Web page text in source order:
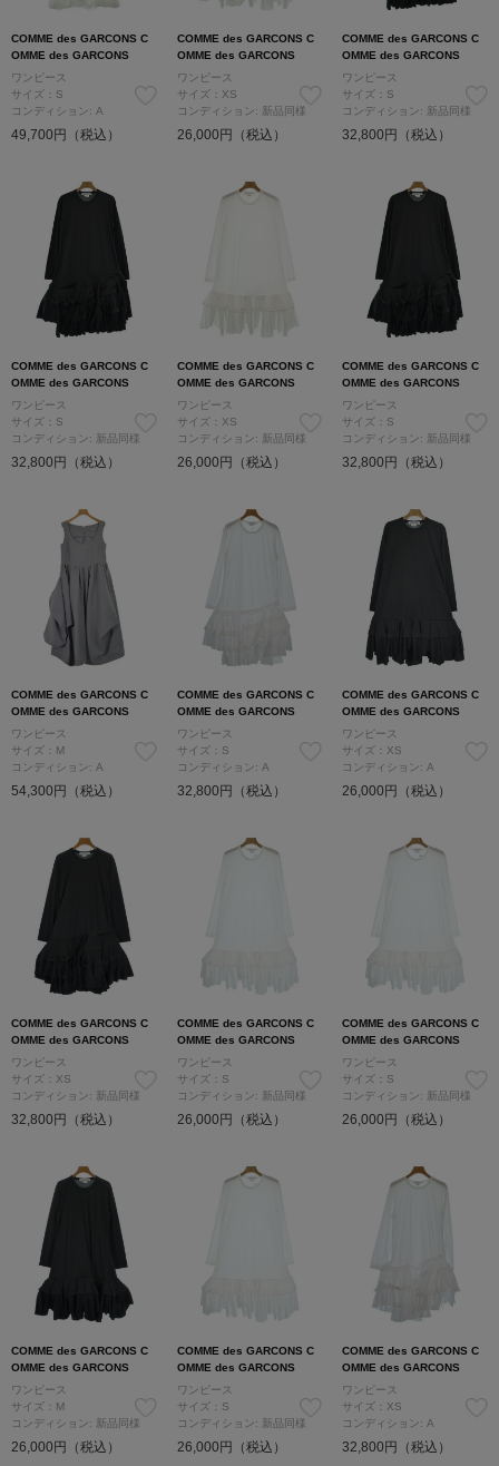
COMME des GARCONS C
OMME des GARCONS
ワンピース
サイズ：S
コンディション: A
49,700円（税込）
COMME des GARCONS C
OMME des GARCONS
ワンピース
サイズ：XS
コンディション: 新品同様
26,000円（税込）
COMME des GARCONS C
OMME des GARCONS
ワンピース
サイズ：S
コンディション: 新品同様
32,800円（税込）
COMME des GARCONS C
OMME des GARCONS
ワンピース
サイズ：S
コンディション: 新品同様
32,800円（税込）
COMME des GARCONS C
OMME des GARCONS
ワンピース
サイズ：XS
コンディション: 新品同様
26,000円（税込）
COMME des GARCONS C
OMME des GARCONS
ワンピース
サイズ：S
コンディション: 新品同様
32,800円（税込）
COMME des GARCONS C
OMME des GARCONS
ワンピース
サイズ：M
コンディション: A
54,300円（税込）
COMME des GARCONS C
OMME des GARCONS
ワンピース
サイズ：S
コンディション: A
32,800円（税込）
COMME des GARCONS C
OMME des GARCONS
ワンピース
サイズ：XS
コンディション: A
26,000円（税込）
COMME des GARCONS C
OMME des GARCONS
ワンピース
サイズ：XS
コンディション: 新品同様
32,800円（税込）
COMME des GARCONS C
OMME des GARCONS
ワンピース
サイズ：S
コンディション: 新品同様
26,000円（税込）
COMME des GARCONS C
OMME des GARCONS
ワンピース
サイズ：S
コンディション: 新品同様
26,000円（税込）
COMME des GARCONS C
OMME des GARCONS
ワンピース
サイズ：M
コンディション: 新品同様
26,000円（税込）
COMME des GARCONS C
OMME des GARCONS
ワンピース
サイズ：S
コンディション: 新品同様
26,000円（税込）
COMME des GARCONS C
OMME des GARCONS
ワンピース
サイズ：XS
コンディション: A
32,800円（税込）